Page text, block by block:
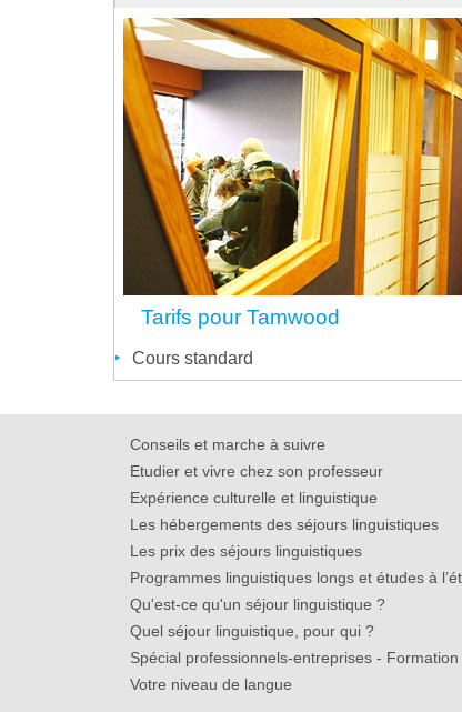
Tarifs pour Tamwood
Cours standard
Conseils et marche à suivre
Etudier et vivre chez son professeur
Expérience culturelle et linguistique
Les hébergements des séjours linguistiques
Les prix des séjours linguistiques
Programmes linguistiques longs et études à
Qu'est-ce qu'un séjour linguistique ?
Quel séjour linguistique, pour qui ?
Spécial professionnels-entreprises - Formation
Votre niveau de langue